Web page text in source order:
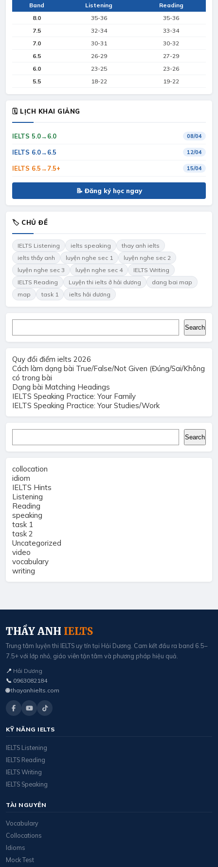
Band Listening
Reading
8.0
35-36
35-36
7.5
32-34
33-34
7.0
30-31
30-32
6.5
26-29
27-29
6.0
23-25
23-26
5.5
18-22 19-22
🗓 LỊCH KHAI GIẢNG
IELTS 5.0→6.0 08/04
IELTS 6.0→6.5 12/04
IELTS 6.5→7.5+ 15/04
📝 Đăng ký học ngay
🏷 CHỦ ĐỀ
IELTS Listening ielts speaking
thay anh ielts
ielts thầy anh
luyện nghe sec 1
luyện nghe sec 2
luyện nghe sec 3
luyện nghe sec 4
IELTS Writing
IELTS Reading
Luyện thi ielts ở hải dương
dang bai map
map
task 1 ielts hải dương
Search
Quy đổi điểm ielts 2026
Cách làm dạng bài True/False/Not Given (Đúng/Sai/Không
có trong bài
Dạng bài Matching Headings
IELTS Speaking Practice: Your Family
IELTS Speaking Practice: Your Studies/Work
Search
collocation
idiom
IELTS Hints
Listening
Reading
speaking
task 1
task 2
Uncategorized
video
vocabulary
writing
THẦY ANH IELTS
Trung tâm luyện thi IELTS uy tín tại Hải Dương. Cam kết đầu ra band 6.5–
7.5+ với lớp nhỏ, giáo viên tận tâm và phương pháp hiệu quả.
📍 Hải Dương
📞 0963082184
🌐 thayanhielts.com
KỸ NĂNG IELTS
IELTS Listening
IELTS Reading
IELTS Writing
IELTS Speaking
TÀI NGUYÊN
Vocabulary
Collocations
Idioms
Mock Test